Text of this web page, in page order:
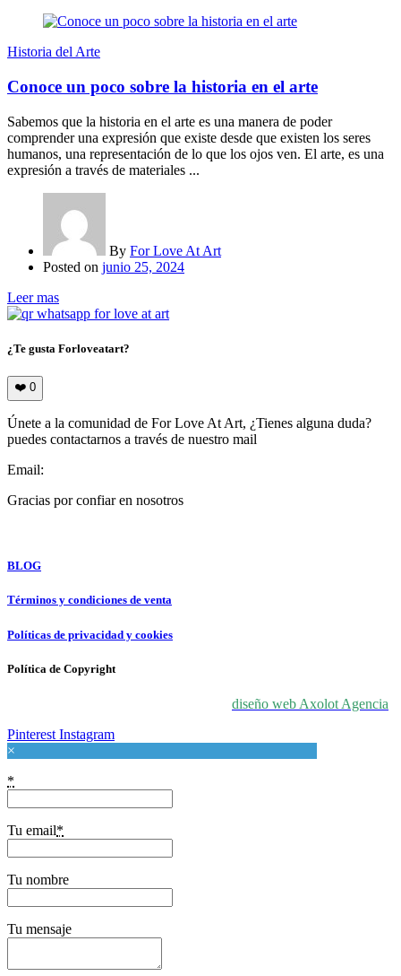
Historia del Arte
Conoce un poco sobre la historia en el arte
Sabemos que la historia en el arte es una manera de poder
comprender una expresión que existe desde que existen los seres
humanos, una representación de lo que los ojos ven. El arte, es una
expresión a través de materiales ...
By For Love At Art
Posted on junio 25, 2024
Leer mas
¿Te gusta Forloveatart?
❤️ 0
Únete a la comunidad de For Love At Art, ¿Tienes alguna duda?
puedes contactarnos a través de nuestro mail
Email:
Gracias por confiar en nosotros
BLOG
Términos y condiciones de venta
Políticas de privacidad y cookies
Política de Copyright
diseño web Axolot Agencia
Pinterest Instagram
×
*
Tu email*
Tu nombre
Tu mensaje